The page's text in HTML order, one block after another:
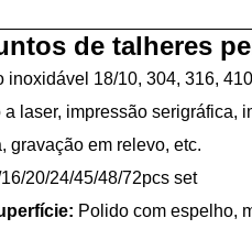
de talheres
inoxidável 18/10, 304, 316,
a laser, impressão serigráfica,
gravação em relevo, etc.
20/24/45/48/72pcs set
Polido com espelho,